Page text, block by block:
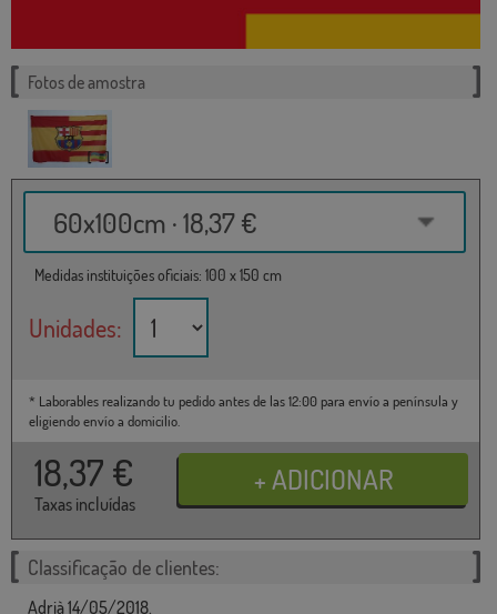
Fotos de amostra
60x100cm · 18,37 €
Medidas instituições oficiais: 100 x 150 cm
Unidades:
* Laborables realizando tu pedido antes de las 12:00 para envío a península y
eligiendo envío a domicilio.
18,37 €
Taxas incluídas
Classificação de clientes:
Adrià 14/05/2018.